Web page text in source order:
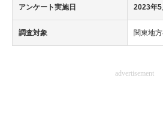
アンケート実施日 2023年5
調査対象 関東地
advertisement